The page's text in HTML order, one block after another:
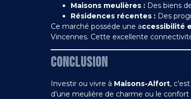
Maisons meulières : Des biens
Résidences récentes : Des
Ce marché posséde une accessibilité
Vincennes. Cette excellente
CONCLUSION
Investir ou vivre à Maisons-Alfort,
d’une meulière de charme ou le